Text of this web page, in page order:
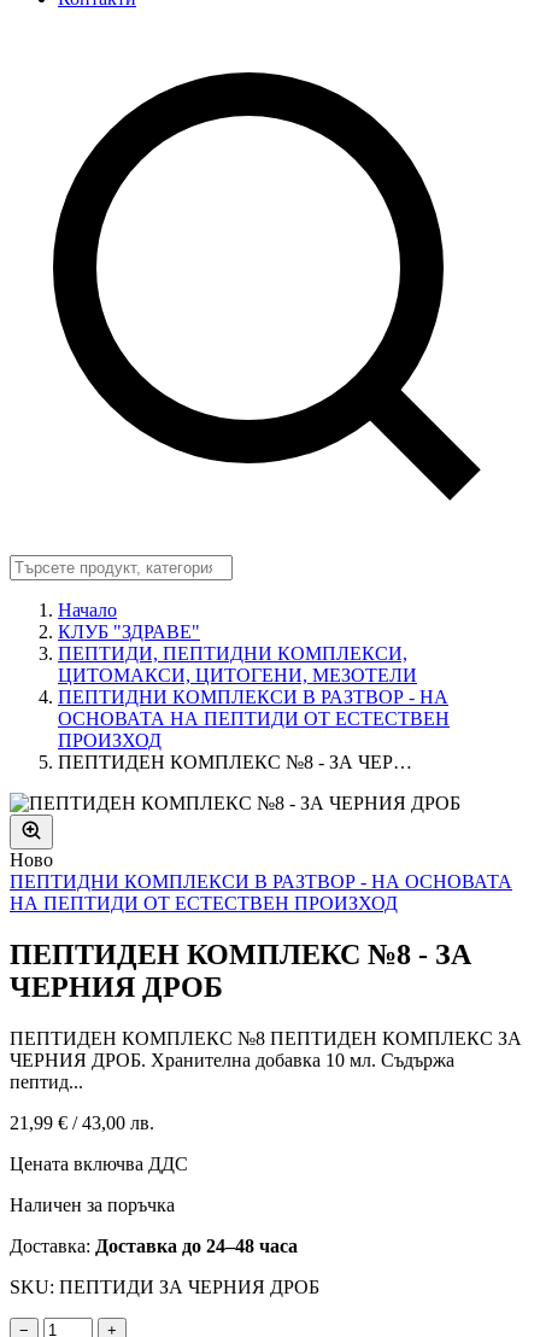
Начало
КЛУБ "ЗДРАВЕ"
ПЕПТИДИ, ПЕПТИДНИ КОМПЛЕКСИ,
ЦИТОМАКСИ, ЦИТОГЕНИ, МЕЗОТЕЛИ
ПЕПТИДНИ КОМПЛЕКСИ В РАЗТВОР - НА
ОСНОВАТА НА ПЕПТИДИ ОТ ЕСТЕСТВЕН
ПРОИЗХОД
ПЕПТИДЕН КОМПЛЕКС №8 - ЗА ЧЕР…
Ново
ПЕПТИДНИ КОМПЛЕКСИ В РАЗТВОР - НА ОСНОВАТА
НА ПЕПТИДИ ОТ ЕСТЕСТВЕН ПРОИЗХОД
ПЕПТИДЕН КОМПЛЕКС №8 - ЗА
ЧЕРНИЯ ДРОБ
ПЕПТИДЕН КОМПЛЕКС №8 ПЕПТИДЕН КОМПЛЕКС ЗА
ЧЕРНИЯ ДРОБ. Хранителна добавка 10 мл. Съдържа
пептид...
21,99 € / 43,00 лв.
Цената включва ДДС
Наличен за поръчка
Доставка: Доставка до 24–48 часа
SKU: ПЕПТИДИ ЗА ЧЕРНИЯ ДРОБ
− +